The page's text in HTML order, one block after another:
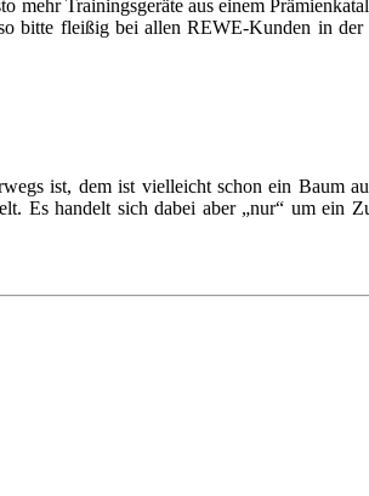
mehr Trainingsgeräte aus einem
bitte fleißig bei allen REWE-Kunden in
ist, dem ist vielleicht schon ein Baum
Es handelt sich dabei aber „nur“ um ein